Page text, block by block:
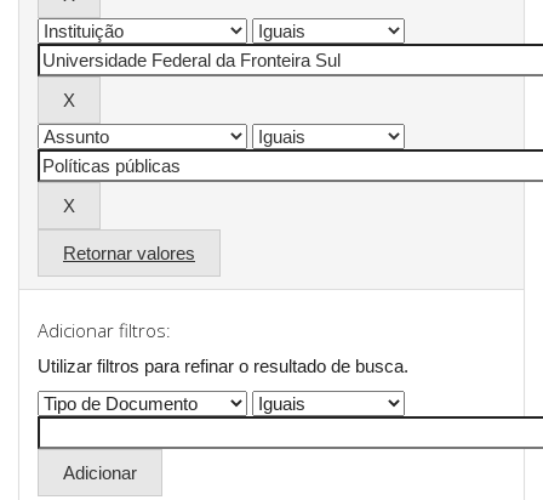
Retornar valores
Adicionar filtros:
Utilizar filtros para refinar o resultado de busca.